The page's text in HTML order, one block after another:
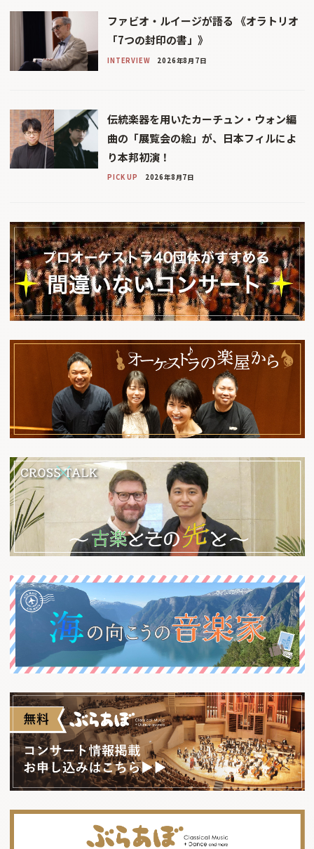
ファビオ・ルイージが語る 《オラトリオ
「7つの封印の書」》
INTERVIEW 2026年8月7日
伝統楽器を用いたカーチュン・ウォン編
曲の「展覧会の絵」が、日本フィルによ
り本邦初演！
PICK UP 2026年8月7日